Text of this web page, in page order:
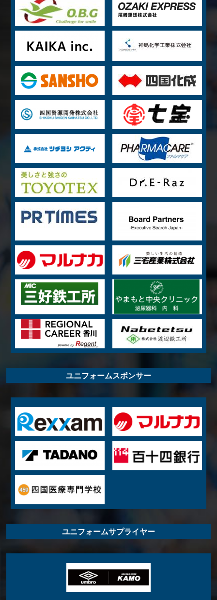
ユニフォームスポンサー
ユニフォームサプライヤー